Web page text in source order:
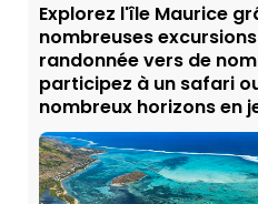
Explorez l'île Maurice
nombreuses
randonnée vers de
participez à un safari
nombreux horizons en